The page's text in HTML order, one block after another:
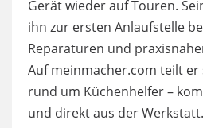
Gerät wieder auf Touren.
ihn zur ersten Anlaufstelle
Reparaturen und
Auf meinmacher.com teilt er
rund um Küchenhelfer –
und direkt aus der Werkstatt.